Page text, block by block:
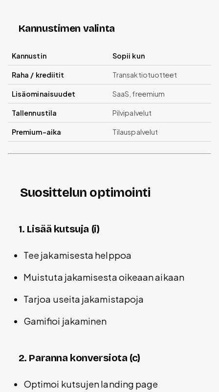
Kannustimen valinta
Kannustin Sopii kun
Raha / krediitit Transaktiotuotteet
Lisäominaisuudet SaaS, freemium
Tallennustila Pilvipalvelut
Premium-aika Tilauspalvelut
Suosittelun optimointi
1. Lisää kutsuja (i)
Tee jakamisesta helppoa
Muistuta jakamisesta oikeaan aikaan
Tarjoa useita jakamistapoja
Gamifioi jakaminen
2. Paranna konversiota (c)
Optimoi kutsujen landing page